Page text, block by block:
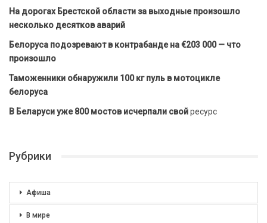
На дорогах Брестской области за выходные произошло
несколько десятков аварий
Белоруса подозревают в контрабанде на €203 000 — что
произошло
Таможенники обнаружили 100 кг пуль в мотоцикле
белоруса
В Беларуси уже 800 мостов исчерпали свойресурс
Рубрики
Афиша
В мире